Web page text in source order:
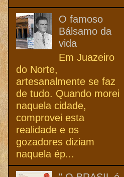
O famoso
Bálsamo da
vida
Em Juazeiro
do Norte,
artesanalmente se faz
de tudo. Quando morei
naquela cidade,
comprovei esta
realidade e os
gozadores diziam
naquela ép...